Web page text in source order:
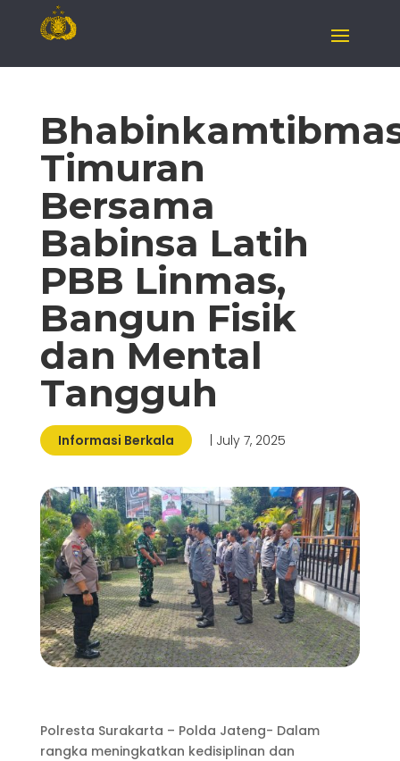
Timuran
Bersama
Babinsa Latih
PBB Linmas,
Bangun Fisik
dan Mental
Tangguh
Informasi Berkala | July 7, 2025
Polresta Surakarta – Polda Jateng- Dalam
rangka meningkatkan kedisiplinan dan